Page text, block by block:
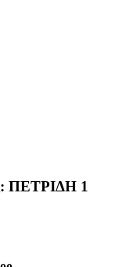
ΠΕΤΡΙΔΗ 1